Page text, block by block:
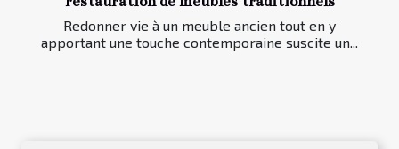
Redonner vie à un meuble ancien tout en y
apportant une touche contemporaine suscite un...